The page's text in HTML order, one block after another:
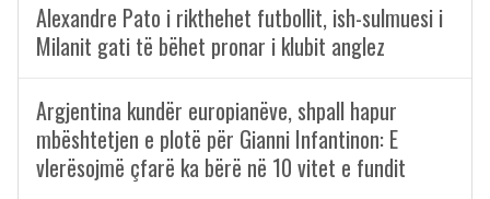
Alexandre Pato i rikthehet futbollit, ish-sulmuesi i
Milanit gati të bëhet pronar i klubit anglez
Argjentina kundër europianëve, shpall hapur
mbështetjen e plotë për Gianni Infantinon: E
vlerësojmë çfarë ka bërë në 10 vitet e fundit